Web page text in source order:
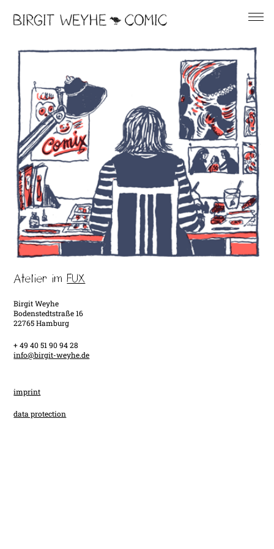
Atelier imFUX
Birgit Weyhe
Bodenstedtstraße 16
22765 Hamburg
+ 49 40 51 90 94 28
info@birgit-weyhe.de
imprint
data protection